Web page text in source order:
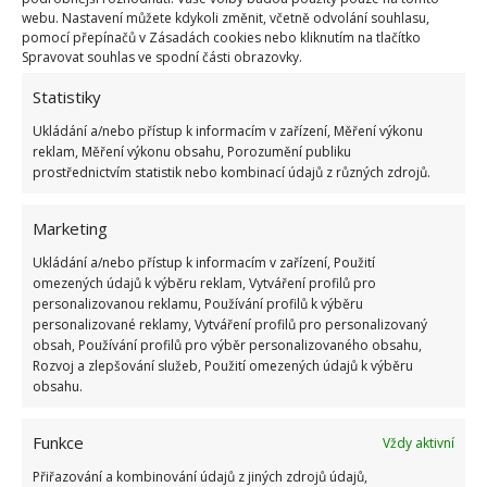
webu. Nastavení můžete kdykoli změnit, včetně odvolání souhlasu,
pomocí přepínačů v Zásadách cookies nebo kliknutím na tlačítko
Spravovat souhlas ve spodní části obrazovky.
Statistiky
Ukládání a/nebo přístup k informacím v zařízení, Měření výkonu
reklam, Měření výkonu obsahu, Porozumění publiku
prostřednictvím statistik nebo kombinací údajů z různých zdrojů.
Marketing
Ukládání a/nebo přístup k informacím v zařízení, Použití
omezených údajů k výběru reklam, Vytváření profilů pro
personalizovanou reklamu, Používání profilů k výběru
personalizované reklamy, Vytváření profilů pro personalizovaný
obsah, Používání profilů pro výběr personalizovaného obsahu,
Rozvoj a zlepšování služeb, Použití omezených údajů k výběru
obsahu.
Funkce
Vždy aktivní
Přiřazování a kombinování údajů z jiných zdrojů údajů,
OBLÍBENÉ ČLÁNKY
Pokuta až 10 000 Kč hrozí za nesprávné sekání i
nesekání trávy. Záleží i na prostředku a lokaci
Kvíz na téma pionýrské tábory za socialismu:
Kdo je zažil, bez problému získá 12 ze 12 bodů
12.5.2026